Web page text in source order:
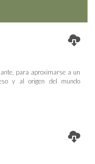
para aproximarse a un
y al origen del mundo